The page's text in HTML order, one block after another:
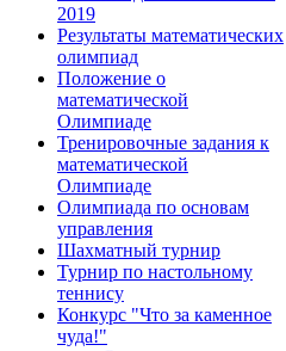
2019
Результаты математических
олимпиад
Положение о
математической
Олимпиаде
Тренировочные задания к
математической
Олимпиаде
Олимпиада по основам
управления
Шахматный турнир
Турнир по настольному
теннису
Конкурс "Что за каменное
чуда!"